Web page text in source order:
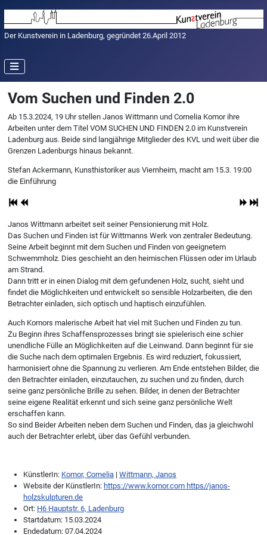
Der Kunstverein in Ladenburg, gegründet 26.April 2012
Vom Suchen und Finden 2.0
Ab 15.3.2024, 19 Uhr stellen Janos Wittmann und Cornelia Komor ihre
Arbeiten unter dem Titel VOM SUCHEN UND FINDEN 2.0 im Kunstverein
Ladenburg aus. Beide sind langjährige Mitglieder des KVL und weit über die
Grenzen Ladenburgs hinaus bekannt.
Stefan Ackermann, Kunsthistoriker aus Viernheim, macht am 15.3. 19:00
die Einführung
Janos Wittmann arbeitet seit seiner Pensionierung mit Holz.
Das Suchen und Finden ist für Wittmanns Werk von zentraler Bedeutung.
Seine Arbeit beginnt mit dem Suchen und Finden von geeignetem
Schwemmholz. Dies geschieht an den heimischen Flüssen oder im Urlaub
am Strand.
Dann tritt er in einen Dialog mit dem gefundenen Holz, sucht, sieht und
findet die Möglichkeiten und entwickelt so sensible Holzarbeiten, die den
Betrachter einladen, sich optisch und haptisch einzufühlen.
Auch Komors malerische Arbeit hat viel mit Suchen und Finden zu tun.
Zu Beginn ihres Schaffensprozesses bringt sie spielerisch eine schier
unendliche Fülle an Möglichkeiten auf die Leinwand. Dann beginnt für sie
die Suche nach dem optimalen Ergebnis. Es wird reduziert, fokussiert,
harmonisiert ohne die Spannung zu verlieren. Am Ende entstehen Bilder, die
den Betrachter einladen, einzutauchen, zu suchen und zu finden, durch
seine ganz persönliche Brille zu sehen. Bilder, in denen der Betrachter
seine eigene Realität erkennt und sich seine ganz persönliche Welt
erschaffen kann.
So sind Beider Arbeiten neben dem Suchen und Finden, das ja gleichwohl
auch der Betrachter erlebt, über das Gefühl verbunden.
KünstlerIn: Komor, Cornelia | Wittmann, Janos
Website der KünstlerIn: https://www.komor.com https//janos-
holzskulpturen.de
Ort: H6 Hauptstr. 6, Ladenburg
Startdatum: 15.03.2024
Endedatum: 07.04.2024